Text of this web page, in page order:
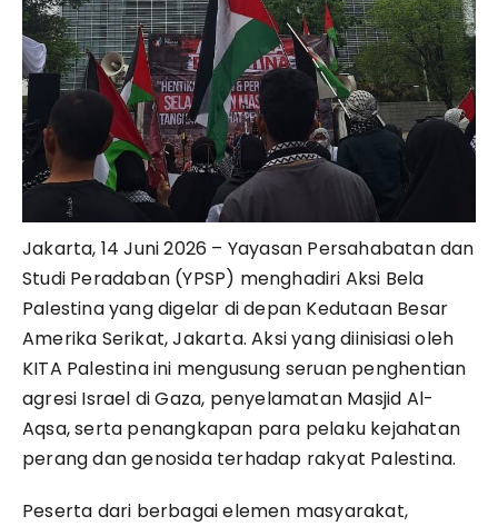
Jakarta, 14 Juni 2026 – Yayasan Persahabatan dan
Studi Peradaban (YPSP) menghadiri Aksi Bela
Palestina yang digelar di depan Kedutaan Besar
Amerika Serikat, Jakarta. Aksi yang diinisiasi oleh
KITA Palestina ini mengusung seruan penghentian
agresi Israel di Gaza, penyelamatan Masjid Al-
Aqsa, serta penangkapan para pelaku kejahatan
perang dan genosida terhadap rakyat Palestina.
Peserta dari berbagai elemen masyarakat,